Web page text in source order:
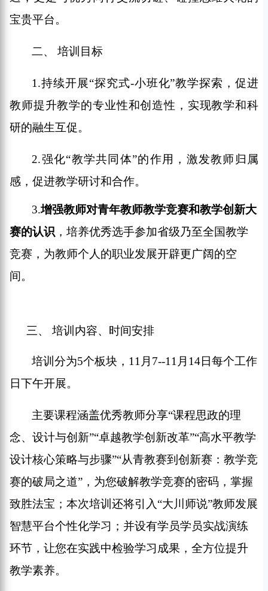
宝贵平台。
二、 培训目标
1 .持续开展“探究式-小班化”教学探索，促进
教师提升教学的专业性和创造性，实现教学和科
研的融生互促。
2.强化“教学共同体”的作用，激发教师归属
感，促进教学研讨和合作。
3.增强教师对青年教师教学竞赛和教学创新大
赛的认识 ，培养优秀选手参加省级乃至全国教学
竞赛 ， 为教师个人的职业发展开辟更广阔的空
间。
三、 培训内容、时间安排
培训分为5个板块， 11 月 7--11 月 14日每个工作
日下午开展。
主要课程涵盖优秀教师分享“课程思政的理
念、设计与创新”“卓越教学创新改革”“高水平教学
设计核心策略与步骤”“从青教赛到创新赛：教学竞
赛的破局之道” ， 为您破解教学竞赛的密码，掌握
致胜法宝； 本次培训 还将引入 “大川师说”教师发展
智慧平台个性化学习；并设有学员学员实战演练
环节，让您在实践中检验学习成果，全方位提升
教学素养。